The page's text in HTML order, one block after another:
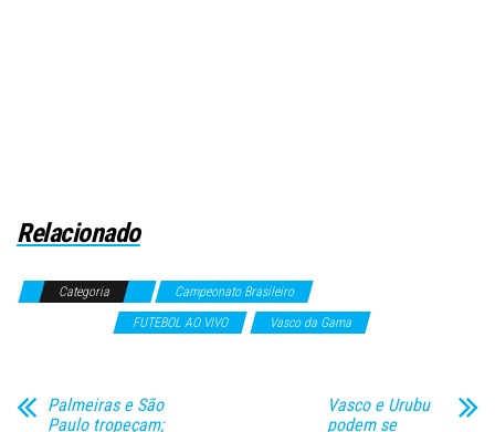
Relacionado
Categoria Campeonato Brasileiro
FUTEBOL AO VIVO Vasco da Gama
Palmeiras e São
Paulo tropeçam;
Vasco e Urubu
podem se